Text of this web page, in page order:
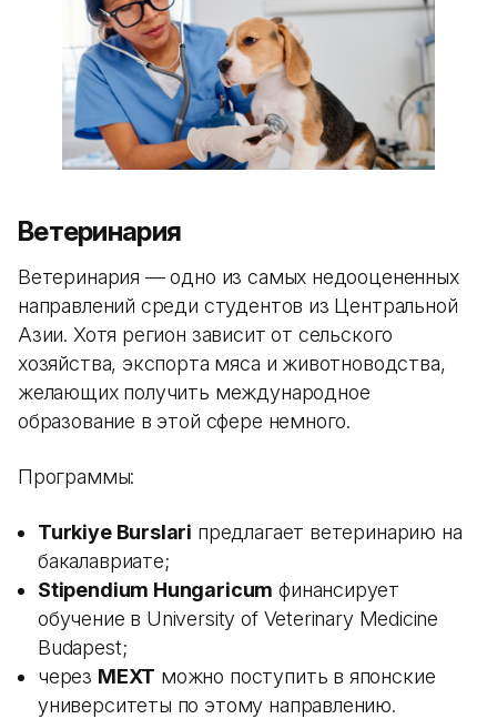
Ветеринария
Ветеринария — одно из самых недооцененных
направлений среди студентов из Центральной
Азии. Хотя регион зависит от сельского
хозяйства, экспорта мяса и животноводства,
желающих получить международное
образование в этой сфере немного.
Программы:
Turkiye Burslari предлагает ветеринарию на
бакалавриате;
Stipendium Hungaricum финансирует
обучение в University of Veterinary Medicine
Budapest;
через MEXT можно поступить в японские
университеты по этому направлению.